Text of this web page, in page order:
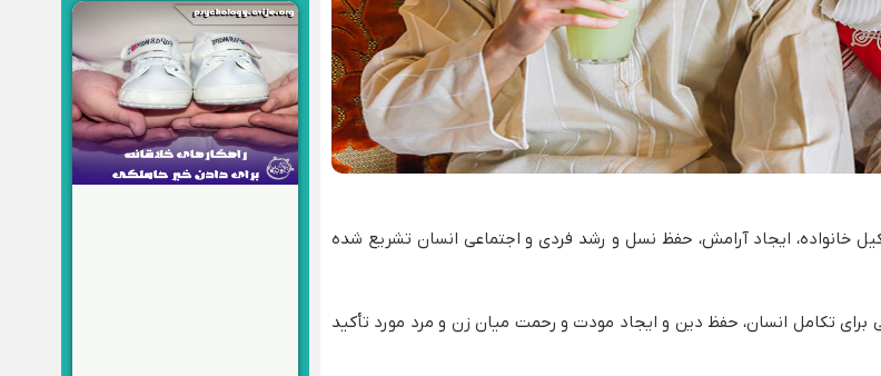
خانواده، ایجاد آرامش، حفظ نسل و رشد فردی و اجتماعی انسان تشریع شده
برای تکامل انسان، حفظ دین و ایجاد مودت و رحمت میان زن و مرد مورد تأکید